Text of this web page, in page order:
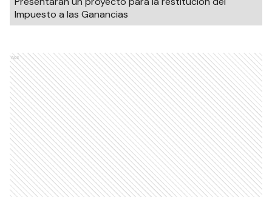
Impuesto a las Ganancias
Ads